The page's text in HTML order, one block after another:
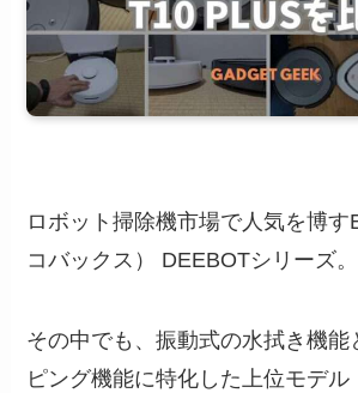
ロボット掃除機市場で人気を博す
コバックス） DEEBOTシリーズ。
その中でも、振動式の水拭き機能
ピング機能に特化した上位モデル